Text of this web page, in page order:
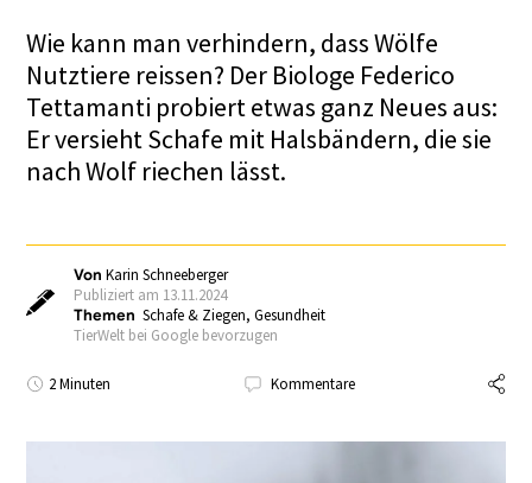
Wie kann man verhindern, dass Wölfe
Nutztiere reissen? Der Biologe Federico
Tettamanti probiert etwas ganz Neues aus:
Er versieht Schafe mit Halsbändern, die sie
nach Wolf riechen lässt.
VonKarin Schneeberger
Publiziert am 13.11.2024
Themen Schafe & Ziegen,Gesundheit
TierWelt bei Google bevorzugen
2 Minuten Kommentare